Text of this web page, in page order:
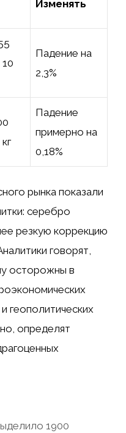
Изменять
Падение на
2,3%
Падение
примерно на
0,18%
рынка показали
серебро
резкую коррекцию
говорят,
осторожны в
геополитических
определят
1900